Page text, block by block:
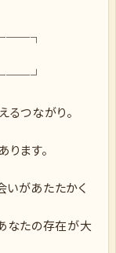
るつながり。
ます。
いがあたたかく
なたの存在が大